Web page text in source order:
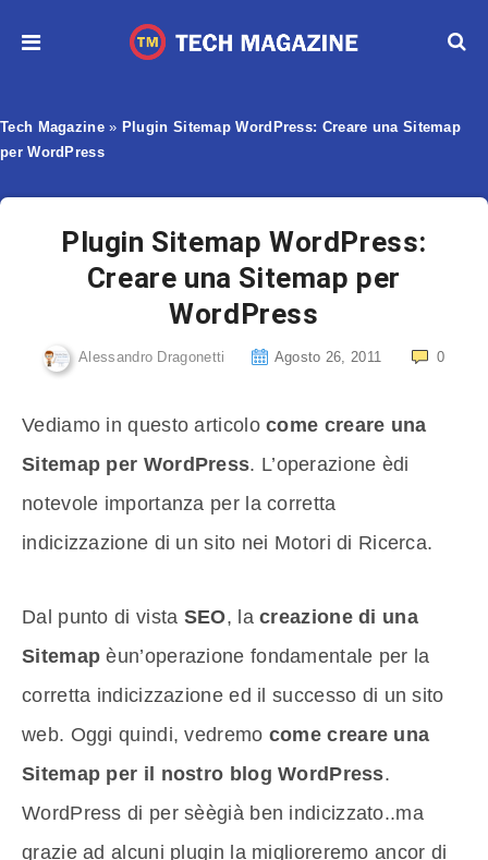
Tech Magazine» Plugin Sitemap WordPress: Creare una Sitemap
per WordPress
Plugin Sitemap WordPress:
Creare una Sitemap per
WordPress
Alessandro Dragonetti Agosto 26, 2011 0
Vediamo in questo articolocome creare una
Sitemap per WordPress. L’operazione èdi
notevole importanza per la corretta
indicizzazione di un sito nei Motori di Ricerca.
Dal punto di vista SEO, lacreazione di una
Sitemap èun’operazione fondamentale per la
corretta indicizzazione ed il successo di un sito
web. Oggi quindi, vedremo come creare una
Sitemap per il nostro blog WordPress.
WordPress di per sèègià ben indicizzato..ma
grazie ad alcuni plugin la miglioreremo ancor di